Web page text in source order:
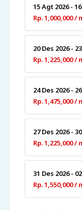
15 Agt 2026 -
Rp. 1,000,000 /
20 Des 2026 -
Rp. 1,225,000 /
24 Des 2026 -
Rp. 1,475,000 /
27 Des 2026 -
Rp. 1,225,000 /
31 Des 2026 -
Rp. 1,550,000 /